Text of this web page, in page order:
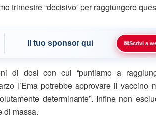
trimestre “decisivo” per raggiungere
Il tuo sponsor qui ✉Scrivi a
di dosi con cui “puntiamo a
l’Ema potrebbe approvare il vaccino
determinante”. Infine non
di massa.